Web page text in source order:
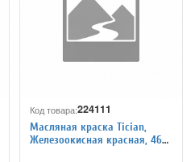
Код товара:224111
Масляная краска Tician,
Железоокисная красная, 46